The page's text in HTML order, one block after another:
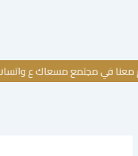
في مجتمع مسعاك ع واتساب